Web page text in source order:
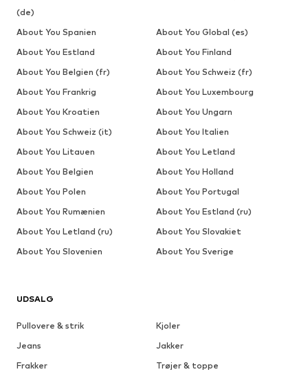
UDSALG
Pullovere & strik
Kjoler
Jeans
Jakker
Frakker
Trøjer & toppe
(de)
About You Spanien
About You Global (es)
About You Estland
About You Finland
About You Belgien (fr)
About You Schweiz (fr)
About You Frankrig
About You Luxembourg
About You Kroatien
About You Ungarn
About You Schweiz (it)
About You Italien
About You Litauen
About You Letland
About You Belgien
About You Holland
About You Polen
About You Portugal
About You Rumænien
About You Estland (ru)
About You Letland (ru)
About You Slovakiet
About You Slovenien
About You Sverige